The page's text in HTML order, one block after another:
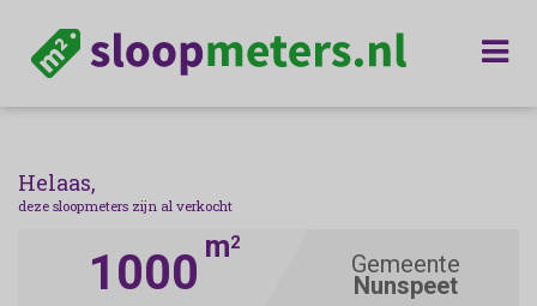
Helaas,
deze sloopmeters zijn al verkocht
1000 m2
Gemeente
Nunspeet